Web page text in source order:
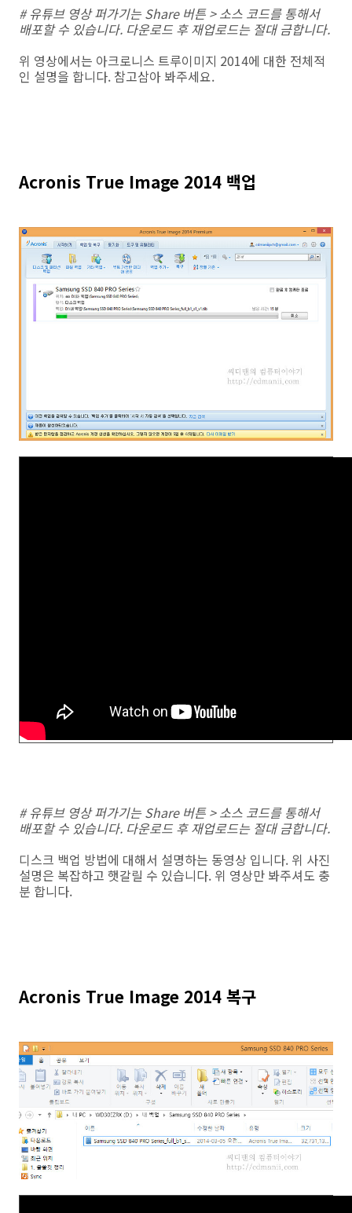
# 유튜브 영상 퍼가기는 Share 버튼 > 소스 코드를 통해서
배포할 수 있습니다. 다운로드 후 재업로드는 절대 금합니다.
위 영상에서는 아크로니스 트루이미지 2014에 대한 전체적
인 설명을 합니다. 참고삼아 봐주세요.
Acronis True Image 2014 백업
# 유튜브 영상 퍼가기는 Share 버튼 > 소스 코드를 통해서
배포할 수 있습니다. 다운로드 후 재업로드는 절대 금합니다.
디스크 백업 방법에 대해서 설명하는 동영상 입니다. 위 사진
설명은 복잡하고 햇갈릴 수 있습니다. 위 영상만 봐주셔도 충
분 합니다.
Acronis True Image 2014 복구